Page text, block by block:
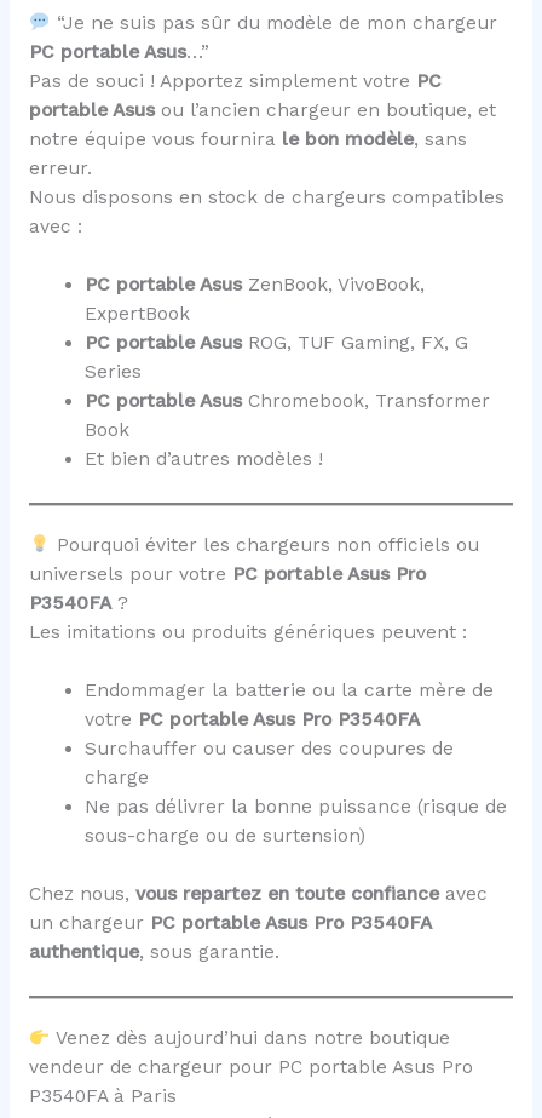
“Je ne suis pas sûr du modèle de mon chargeur
PC portable Asus…”
Pas de souci ! Apportez simplement votre PC
portable Asus ou l’ancien chargeur en boutique, et
notre équipe vous fournira le bon modèle, sans
erreur.
Nous disposons en stock de chargeurs compatibles
avec :
PC portable Asus ZenBook, VivoBook,
ExpertBook
PC portable Asus ROG, TUF Gaming, FX, G
Series
PC portable Asus Chromebook, Transformer
Book
Et bien d’autres modèles !
Pourquoi éviter les chargeurs non officiels ou
universels pour votre PC portable Asus Pro
P3540FA?
Les imitations ou produits génériques peuvent :
Endommager la batterie ou la carte mère de
votre PC portable Asus Pro P3540FA
Surchauffer ou causer des coupures de
charge
Ne pas délivrer la bonne puissance (risque de
sous-charge ou de surtension)
Chez nous, vous repartez en toute confianceavec
un chargeur PC portable Asus Pro P3540FA
authentique, sous garantie.
Venez dès aujourd’hui dans notre boutique
vendeur de chargeur pour PC portable Asus Pro
P3540FA à Paris